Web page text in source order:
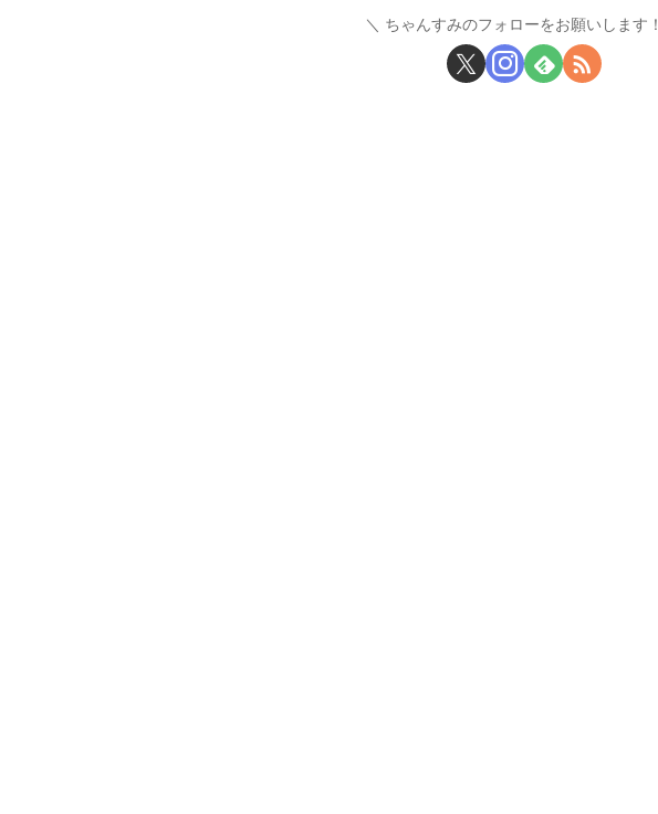
ちゃんすみのフォローをお願いします！